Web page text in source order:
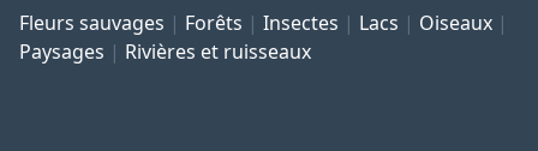
Fleurs sauvages Forêts Insectes Lacs
Oiseaux
Paysages
Rivières et ruisseaux